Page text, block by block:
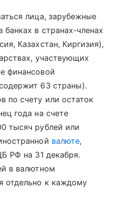
лица, зарубежные
в странах-членах
Казахстан, Киргизия),
участвующих
финансовой
63 страны).
по счету или остаток
года на счете
тысяч рублей или
валюте,
РФ на 31 декабря.
в валютном
отдельно к каждому